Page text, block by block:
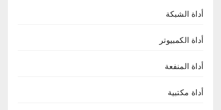
أداة الشبكة
أداة الكمبيوتر
أداة المنفعة
أداة مكتبية